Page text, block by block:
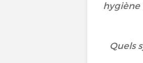
hygiène
Quels